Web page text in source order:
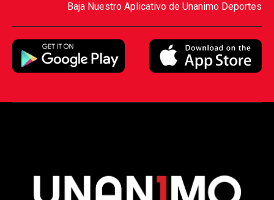
Baja Nuestro Aplicativo de Unanimo Deportes